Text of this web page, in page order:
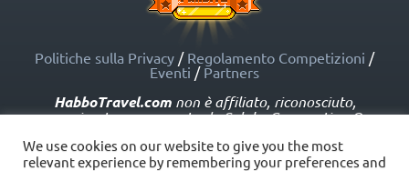
Politiche sulla Privacy / Regolamento Competizioni /
Eventi / Partners
HabboTravel.comnon è affiliato, riconosciuto,
sponsorizzato o approvato da Sulake Corporation Oy o
marchi registrati e altre proprietà intellettuali di Habbo
come indicato nelle Politiche sui Fansite.
We use cookies on our website to give you the most
relevant experience by remembering your preferences and